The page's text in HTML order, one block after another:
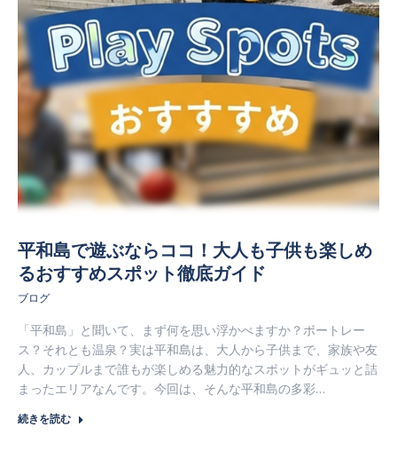
平和島で遊ぶならココ！大人も子供も楽しめ
るおすすめスポット徹底ガイド
ブログ
「平和島」と聞いて、まず何を思い浮かべますか？ボートレー
ス？それとも温泉？実は平和島は、大人から子供まで、家族や友
人、カップルまで誰もが楽しめる魅力的なスポットがギュッと詰
まったエリアなんです。今回は、そんな平和島の多彩…
続きを読む